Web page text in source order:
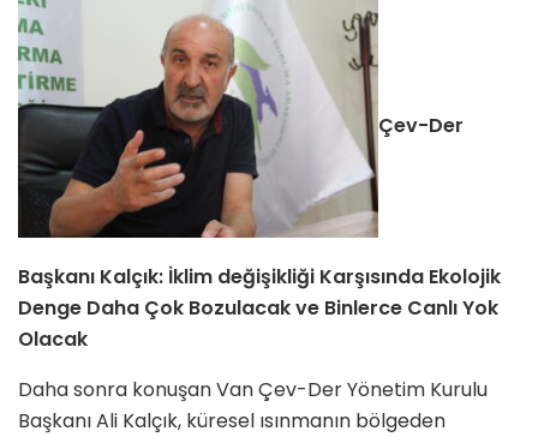
Çev-Der
Başkanı Kalçık: İklim değişikliği Karşısında Ekolojik
Denge Daha Çok Bozulacak ve Binlerce Canlı Yok
Olacak
Daha sonra konuşan Van Çev-Der Yönetim Kurulu
Başkanı Ali Kalçık, küresel ısınmanın bölgeden